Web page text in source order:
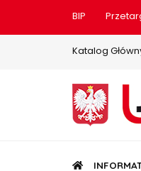
BIP
Katalog
STRONA